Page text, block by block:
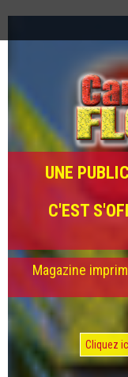
UNE
C'EST
Magazine
Cliquez